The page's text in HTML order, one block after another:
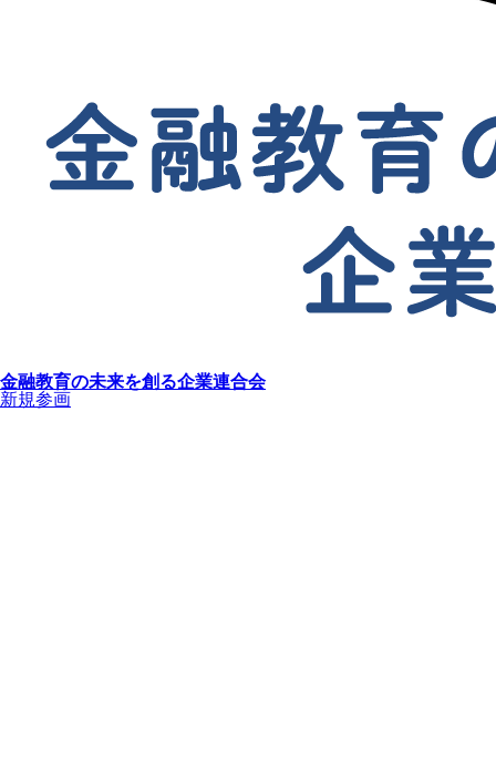
金融教育の未来を創る企業連合会
新規参画